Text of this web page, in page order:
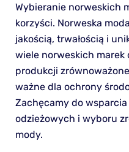
Wybieranie norweskich
korzyści. Norweska
jakością, trwałością i
wiele norweskich marek
produkcji
ważne dla ochrony
Zachęcamy do
odzieżowych i wyboru
mody.